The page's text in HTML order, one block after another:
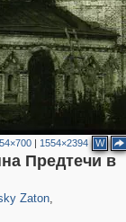
| 1554×2394 W
Предтечи в
Zaton,